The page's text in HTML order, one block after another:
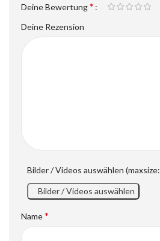
Deine Bewertung*
Deine Rezension
Bilder / Videos auswählen
Bilder / Videos auswählen
Name*